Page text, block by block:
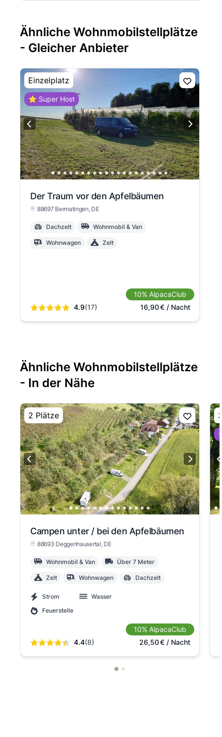
Ähnliche Wohnmobilstellplätze
- Gleicher Anbieter
Einzelplatz
⭐ Super Host
Der Traum vor den Apfelbäumen
88697 Bermatingen, DE
Dachzelt Wohnmobil & Van
Wohnwagen Zelt
4.9(17)
10% AlpacaClub
16,90€/ Nacht
Ähnliche Wohnmobilstellplätze
- In der Nähe
2 Plätze
Campen unter / bei den Apfelbäumen
88693 Deggenhausertal, DE
Wohnmobil & Van Über 7 Meter
Zelt Wohnwagen Dachzelt
Strom
Wasser
Feuerstelle
4.4(8)
10% AlpacaClub
26,50€/ Nacht